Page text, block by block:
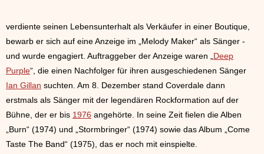
verdiente seinen Lebensunterhalt als Verkäufer in einer Boutique,
bewarb er sich auf eine Anzeige im „Melody Maker“ als Sänger -
und wurde engagiert. Auftraggeber der Anzeige waren „Deep
Purple“, die einen Nachfolger für ihren ausgeschiedenen Sänger
Ian Gillan suchten. Am 8. Dezember stand Coverdale dann
erstmals als Sänger mit der legendären Rockformation auf der
Bühne, der er bis 1976 angehörte. In seine Zeit fielen die Alben
„Burn“ (1974) und „Stormbringer“ (1974) sowie das Album „Come
Taste The Band“ (1975), das er noch mit einspielte.